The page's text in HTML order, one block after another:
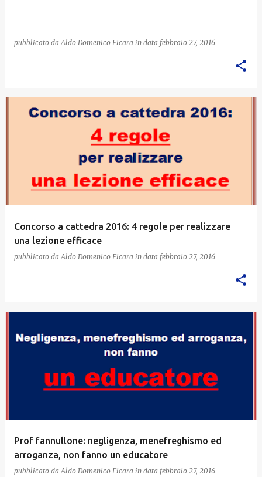
pubblicato da Aldo Domenico Ficara in data febbraio 27, 2016
Concorso a cattedra 2016: 4 regole per realizzare
una lezione efficace
pubblicato da Aldo Domenico Ficara in data febbraio 27, 2016
Prof fannullone: negligenza, menefreghismo ed
arroganza, non fanno un educatore
pubblicato da Aldo Domenico Ficara in data febbraio 27, 2016